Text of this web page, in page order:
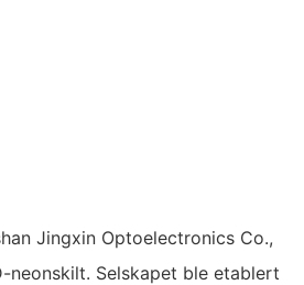
Jingxin Optoelectronics Co.,
neonskilt. Selskapet ble etablert